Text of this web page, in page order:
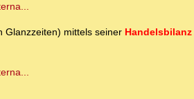
Glanzzeiten) mittels seiner Handelsbilanz